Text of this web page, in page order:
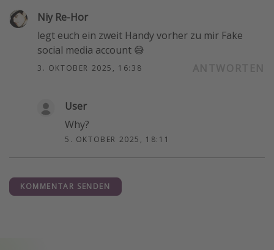
Niy Re-Hor
legt euch ein zweit Handy vorher zu mir Fake
social media account 😅
3. OKTOBER 2025, 16:38
User
Why?
5. OKTOBER 2025, 18:11
KOMMENTAR SENDEN